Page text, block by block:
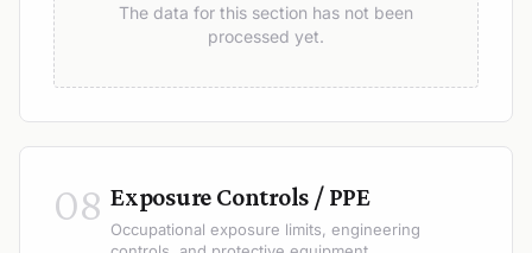
The data for this section has not been
processed yet.
08 Exposure Controls / PPE
Occupational exposure limits, engineering